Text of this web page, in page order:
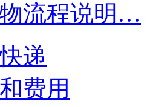
流程说明…
递
费用